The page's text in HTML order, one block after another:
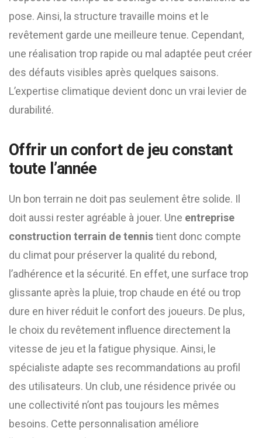
pose. Ainsi, la structure travaille moins et le
revêtement garde une meilleure tenue. Cependant,
une réalisation trop rapide ou mal adaptée peut créer
des défauts visibles après quelques saisons.
L’expertise climatique devient donc un vrai levier de
durabilité.
Offrir un confort de jeu constant
toute l’année
Un bon terrain ne doit pas seulement être solide. Il
doit aussi rester agréable à jouer. Une entreprise
construction terrain de tennistient donc compte
du climat pour préserver la qualité du rebond,
l’adhérence et la sécurité. En effet, une surface trop
glissante après la pluie, trop chaude en été ou trop
dure en hiver réduit le confort des joueurs. De plus,
le choix du revêtement influence directement la
vitesse de jeu et la fatigue physique. Ainsi, le
spécialiste adapte ses recommandations au profil
des utilisateurs. Un club, une résidence privée ou
une collectivité n’ont pas toujours les mêmes
besoins. Cette personnalisation améliore